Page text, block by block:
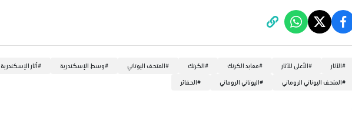
#الآثار #الأعلى للآثار #معابد الكرنك #الكرنك #المتحف اليوناني #وسط الإسكندرية #آثار الإسكندرية
#المتحف اليوناني الروماني #اليوناني الروماني #الحفائر